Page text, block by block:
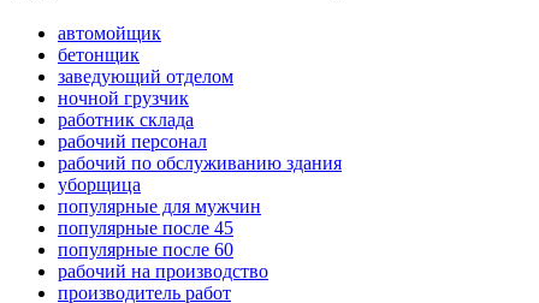
автомойщик
бетонщик
заведующий отделом
ночной грузчик
работник склада
рабочий персонал
рабочий по обслуживанию здания
уборщица
популярные для мужчин
популярные после 45
популярные после 60
рабочий на производство
производитель работ